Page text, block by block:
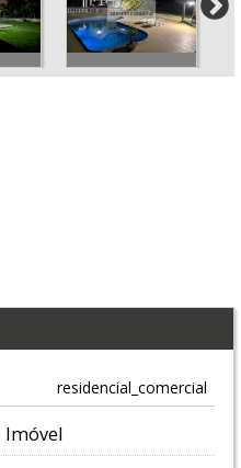
residencial_comercial
Imóvel